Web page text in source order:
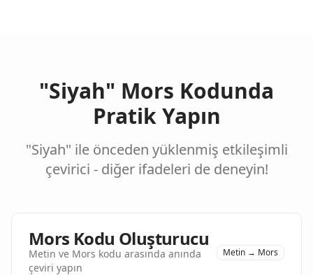
"Siyah" Mors Kodunda
Pratik Yapın
"Siyah" ile önceden yüklenmiş etkileşimli
çevirici - diğer ifadeleri de deneyin!
Mors Kodu Oluşturucu
Metin ve Mors kodu arasında anında
çeviri yapın
Metin → Mors